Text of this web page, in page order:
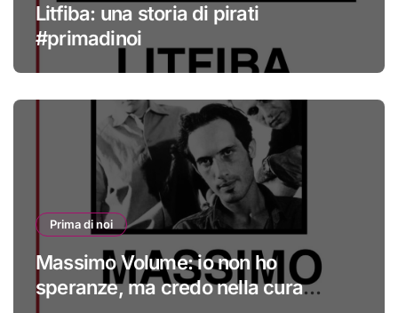
Litfiba: una storia di pirati
#primadinoi
Prima di noi
Massimo Volume: io non ho
speranze, ma credo nella cura